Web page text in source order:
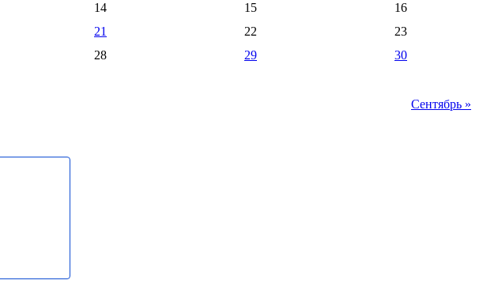
14 15
16
21 22
23
28 29
30
Сентябрь »